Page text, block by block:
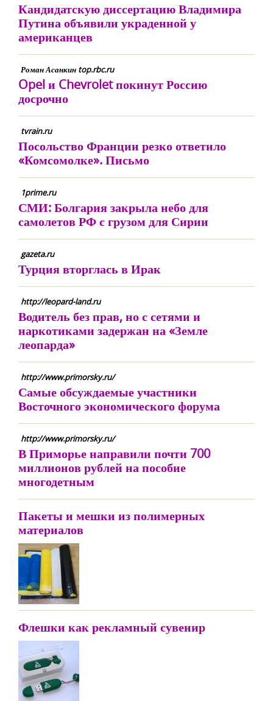
Кандидатскую диссертацию Владимира
Путина объявили украденной у
американцев
Роман Асанкин top.rbc.ru
Opel и Chevrolet покинут Россию
досрочно
tvrain.ru
Посольство Франции резко ответило
«Комсомолке». Письмо
1prime.ru
СМИ: Болгария закрыла небо для
самолетов РФ с грузом для Сирии
gazeta.ru
Турция вторглась в Ирак
http://leopard-land.ru
Водитель без прав, но с сетями и
наркотиками задержан на «Земле
леопарда»
http://www.primorsky.ru/
Самые обсуждаемые участники
Восточного экономического форума
http://www.primorsky.ru/
В Приморье направили почти 700
миллионов рублей на пособие
многодетным
Пакеты и мешки из полимерных
материалов
Флешки как рекламный сувенир